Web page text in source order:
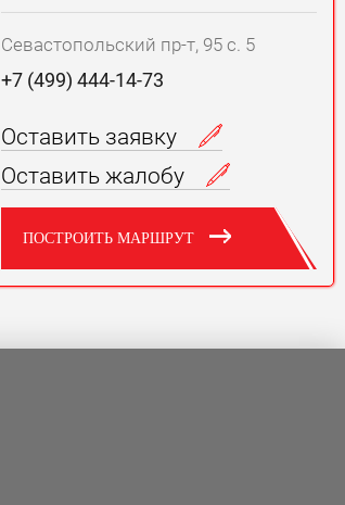
Севастопольский пр-т, 95 с. 5
+7 (499) 444-14-73
Оставить заявку
Оставить жалобу
ПОСТРОИТЬ МАРШРУТ